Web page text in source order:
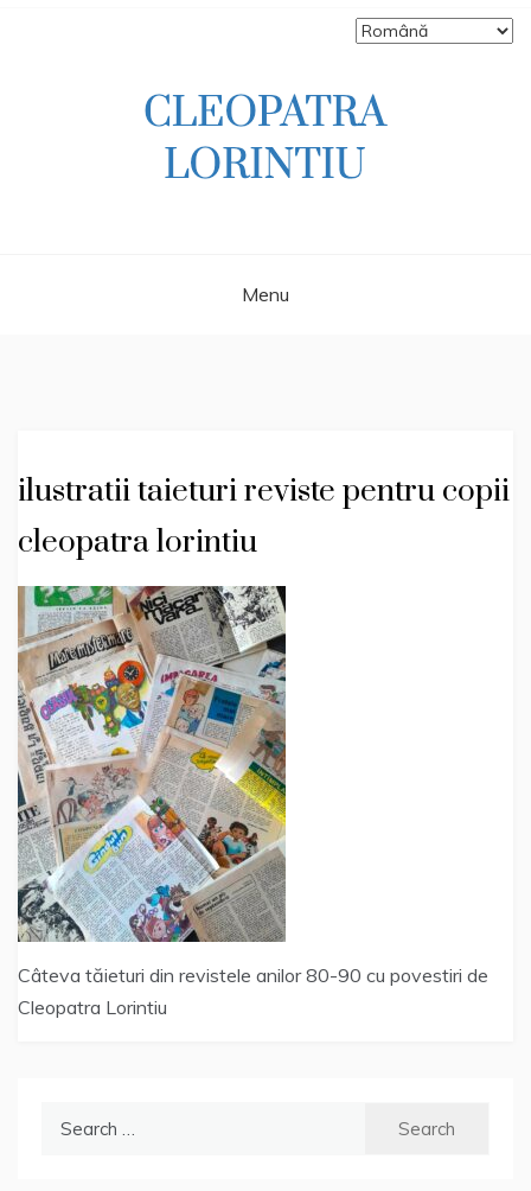
Menu
ilustratii taieturi reviste pentru copii
cleopatra lorintiu
Câteva tăieturi din revistele anilor 80-90 cu povestiri de
Cleopatra Lorintiu